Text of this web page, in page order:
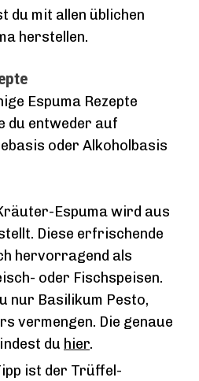
du mit allen üblichen
herstellen.
Espuma Rezepte
du entweder auf
oder Alkoholbasis
Espuma wird aus
Diese erfrischende
hervorragend als
oder Fischspeisen.
nur Basilikum Pesto,
vermengen. Die genaue
du hier.
ist der Trüffel-